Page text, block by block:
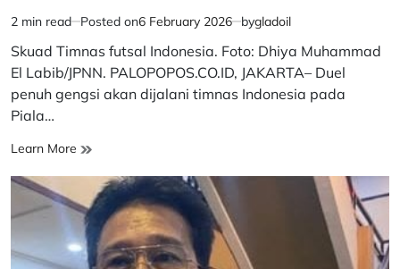
Estimated
read
time
2 min read Posted on6 February 2026 bygladoil
Skuad Timnas futsal Indonesia. Foto: Dhiya Muhammad
El Labib/JPNN. PALOPOPOS.CO.ID, JAKARTA– Duel
penuh gengsi akan dijalani timnas Indonesia pada
Piala…
Learn More Timnas
Indonesia
Bentrok
Iran
di
Final,